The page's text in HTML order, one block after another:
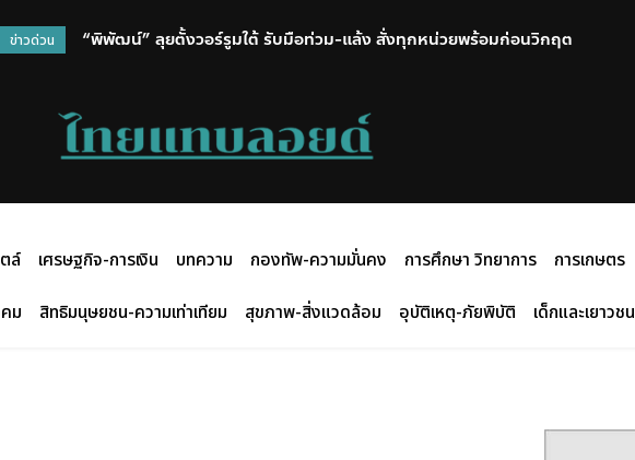
ข่าวด่วน “พิพัฒน์” ลุยตั้งวอร์รูมใต้ รับมือท่วม-แล้ง สั่งทุกหน่วยพร้อมก่อนวิกฤต
ล์ เศรษฐกิจ-การเงิน บทความ กองทัพ-ความมั่นคง การศึกษา วิทยาการ การเกษตร
ม สิทธิมนุษยชน-ความเท่าเทียม สุขภาพ-สิ่งแวดล้อม อุบัติเหตุ-ภัยพิบัติ เด็กและเยาวชน